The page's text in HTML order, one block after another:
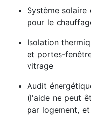
Système
pour le
Isolation
et portes-
vitrage
Audit
(l'aide ne peut
par logement,